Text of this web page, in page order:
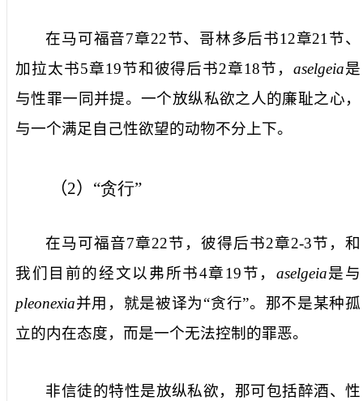
在马可福音7章22节、哥林多后书12章21 节、
加拉太书5章19节和彼得后书2章18节，aselgeia是
与性罪一同并提。一个放纵私欲之人的廉耻之心，
与一个满足自己性欲望的动物不分上下。
（2） “贪行”
在马可福音7章22节，彼得后书2章2-3节，和
我们目前的经文以弗所书4章19节， aselgeia是与
pleonexia并用，就是被译为“贪行”。那不是某种孤
立的内在态度，而是一个无法控制的罪恶。
非信徒的特性是放纵私欲，那可包括醉酒、性